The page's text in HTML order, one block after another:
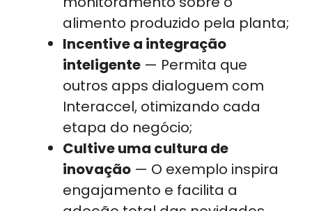
alimento produzido pela planta;
Incentive a integração
inteligente — Permita que
outros apps dialoguem com
Interaccel, otimizando cada
etapa do negócio;
Cultive uma cultura de
inovação — O exemplo inspira
engajamento e facilita a